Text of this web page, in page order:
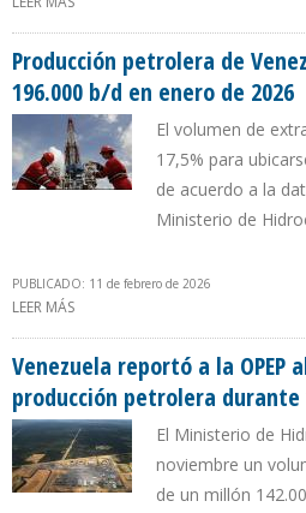
Producción petrolera de
196.000 b/d en enero de 2026
El volumen de
17,5% para
de acuerdo a la
Ministerio de
PUBLICADO: 11 de febrero de 2026
LEER MÁS
Venezuela reportó a la OPEP
producción petrolera durante
El Ministerio de
noviembre un
de un millón